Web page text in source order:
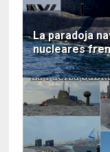
La paradoja
nucleares